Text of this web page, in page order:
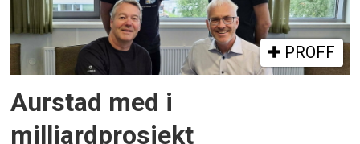
PROFF
Aurstad med i
milliardprosjekt